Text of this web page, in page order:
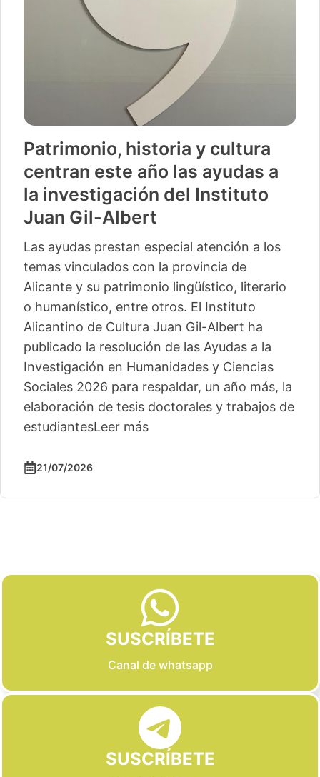
Patrimonio, historia y cultura
centran este año las ayudas a
la investigación del Instituto
Juan Gil-Albert
Las ayudas prestan especial atención a los
temas vinculados con la provincia de
Alicante y su patrimonio lingüístico, literario
o humanístico, entre otros. El Instituto
Alicantino de Cultura Juan Gil-Albert ha
publicado la resolución de las Ayudas a la
Investigación en Humanidades y Ciencias
Sociales 2026 para respaldar, un año más, la
elaboración de tesis doctorales y trabajos de
estudiantesLeer más
21/07/2026
SUSCRÍBETE
Canal de whatsapp
SUSCRÍBETE